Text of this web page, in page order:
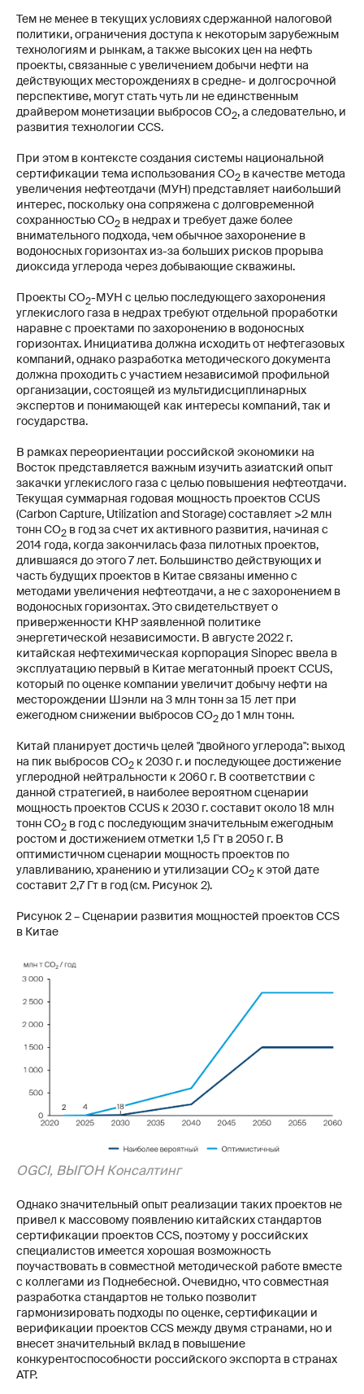
Тем не менее в текущих условиях сдержанной налоговой
политики, ограничения доступа к некоторым зарубежным
технологиям и рынкам, а также высоких цен на нефть
проекты, связанные с увеличением добычи нефти на
действующих месторождениях в средне- и долгосрочной
перспективе, могут стать чуть ли не единственным
драйвером монетизации выбросов СО2, а следовательно, и
развития технологии CCS.
При этом в контексте создания системы национальной
сертификации тема использования СО2 в качестве метода
увеличения нефтеотдачи (МУН) представляет наибольший
интерес, поскольку она сопряжена с долговременной
сохранностью СО2 в недрах и требует даже более
внимательного подхода, чем обычное захоронение в
водоносных горизонтах из-за больших рисков прорыва
диоксида углерода через добывающие скважины.
Проекты CO2-МУН с целью последующего захоронения
углекислого газа в недрах требуют отдельной проработки
наравне с проектами по захоронению в водоносных
горизонтах. Инициатива должна исходить от нефтегазовых
компаний, однако разработка методического документа
должна проходить с участием независимой профильной
организации, состоящей из мультидисциплинарных
экспертов и понимающей как интересы компаний, так и
государства.
В рамках переориентации российской экономики на
Восток представляется важным изучить азиатский опыт
закачки углекислого газа с целью повышения нефтеотдачи.
Текущая суммарная годовая мощность проектов CCUS
(Carbon Capture, Utilization and Storage) составляет >2 млн
тонн СО2 в год за счет их активного развития, начиная с
2014 года, когда закончилась фаза пилотных проектов,
длившаяся до этого 7 лет. Большинство действующих и
часть будущих проектов в Китае связаны именно с
методами увеличения нефтеотдачи, а не с захоронением в
водоносных горизонтах. Это свидетельствует о
приверженности КНР заявленной политике
энергетической независимости. В августе 2022 г.
китайская нефтехимическая корпорация Sinopec ввела в
эксплуатацию первый в Китае мегатонный проект CCUS,
который по оценке компании увеличит добычу нефти на
месторождении Шэнли на 3 млн тонн за 15 лет при
ежегодном снижении выбросов CO2 до 1 млн тонн.
Китай планирует достичь целей "двойного углерода": выход
на пик выбросов CO2 к 2030 г. и последующее достижение
углеродной нейтральности к 2060 г. В соответствии с
данной стратегией, в наиболее вероятном сценарии
мощность проектов CCUS к 2030 г. составит около 18 млн
тонн CO2 в год с последующим значительным ежегодным
ростом и достижением отметки 1,5 Гт в 2050 г. В
оптимистичном сценарии мощность проектов по
улавливанию, хранению и утилизации CO2 к этой дате
составит 2,7 Гт в год (см. Рисунок 2).
Рисунок 2 – Сценарии развития мощностей проектов CCS
в Китае
OGCI, ВЫГОН Консалтинг
Однако значительный опыт реализации таких проектов не
привел к массовому появлению китайских стандартов
сертификации проектов CCS, поэтому у российских
специалистов имеется хорошая возможность
поучаствовать в совместной методической работе вместе
с коллегами из Поднебесной. Очевидно, что совместная
разработка стандартов не только позволит
гармонизировать подходы по оценке, сертификации и
верификации проектов CCS между двумя странами, но и
внесет значительный вклад в повышение
конкурентоспособности российского экспорта в странах
АТР.
© 2015-2026 ВЫГОН Консалтинг
Политика конфиденциальности
Услуги
Общие вопросы
+7 495 543 76 43
info@vygon.consulting
Для представителей СМИ
press@vygon.consulting
Адрес
123610, г. Москва, Краснопресненская
набережная, д. 12
информация